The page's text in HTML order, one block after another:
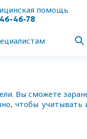
помощь
46-78
Вы сможете
чтобы учитывать